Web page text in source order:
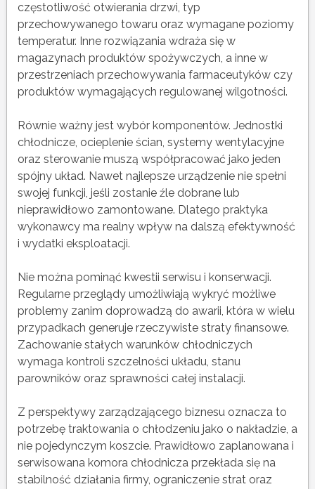
częstotliwość otwierania drzwi, typ
przechowywanego towaru oraz wymagane poziomy
temperatur. Inne rozwiązania wdraża się w
magazynach produktów spożywczych, a inne w
przestrzeniach przechowywania farmaceutyków czy
produktów wymagających regulowanej wilgotności.
Równie ważny jest wybór komponentów. Jednostki
chłodnicze, ocieplenie ścian, systemy wentylacyjne
oraz sterowanie muszą współpracować jako jeden
spójny układ. Nawet najlepsze urządzenie nie spełni
swojej funkcji, jeśli zostanie źle dobrane lub
nieprawidłowo zamontowane. Dlatego praktyka
wykonawcy ma realny wpływ na dalszą efektywność
i wydatki eksploatacji.
Nie można pominąć kwestii serwisu i konserwacji.
Regularne przeglądy umożliwiają wykryć możliwe
problemy zanim doprowadzą do awarii, która w wielu
przypadkach generuje rzeczywiste straty finansowe.
Zachowanie stałych warunków chłodniczych
wymaga kontroli szczelności układu, stanu
parowników oraz sprawności całej instalacji.
Z perspektywy zarządzającego biznesu oznacza to
potrzebę traktowania o chłodzeniu jako o nakładzie, a
nie pojedynczym koszcie. Prawidłowo zaplanowana i
serwisowana komora chłodnicza przekłada się na
stabilność działania firmy, ograniczenie strat oraz